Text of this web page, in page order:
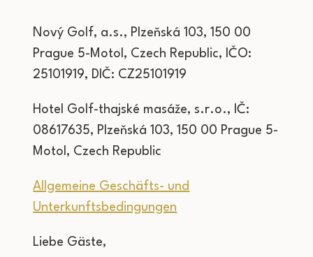
Nový Golf, a.s., Plzeňská 103, 150 00
Prague 5-Motol, Czech Republic, IČO:
25101919, DIČ: CZ25101919
Hotel Golf-thajské masáže, s.r.o., IČ:
08617635, Plzeňská 103, 150 00 Prague 5-
Motol, Czech Republic
Allgemeine Geschäfts- und
Unterkunftsbedingungen
Liebe Gäste,